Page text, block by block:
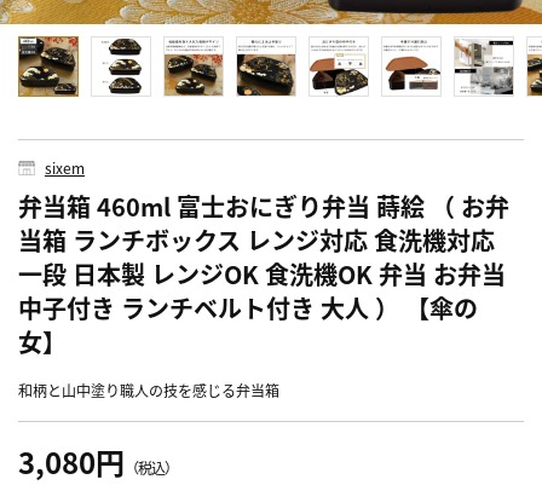
sixem
弁当箱 460ml 富士おにぎり弁当 蒔絵 （ お弁
当箱 ランチボックス レンジ対応 食洗機対応
一段 日本製 レンジOK 食洗機OK 弁当 お弁当
中子付き ランチベルト付き 大人 ） 【傘の
女】
和柄と山中塗り職人の技を感じる弁当箱
3,080円 （税込）